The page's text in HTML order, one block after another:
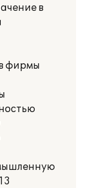
в
фирмы